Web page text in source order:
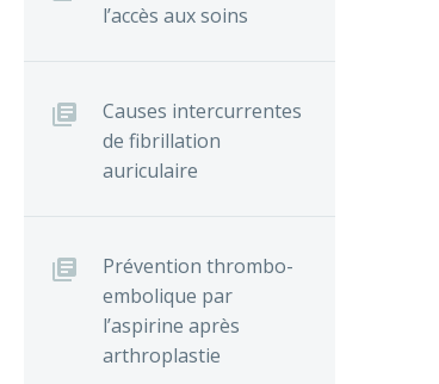
l’accès aux soins
Causes intercurrentes
de fibrillation
auriculaire
Prévention thrombo-
embolique par
l’aspirine après
arthroplastie